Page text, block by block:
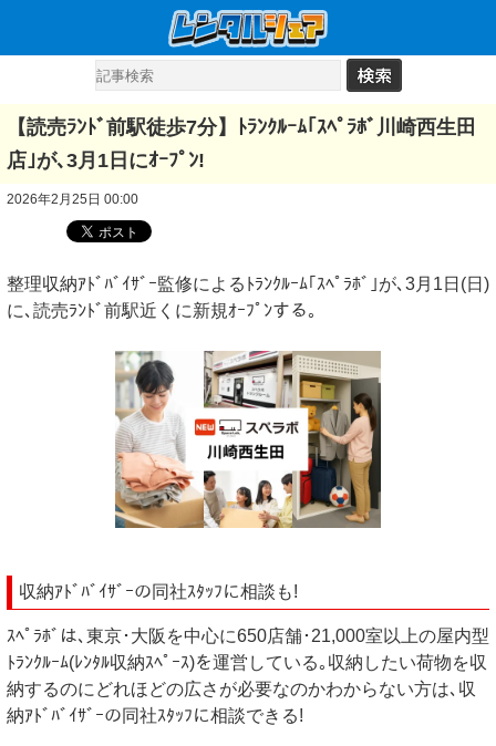
【読売ﾗﾝﾄﾞ前駅徒歩7分】ﾄﾗﾝｸﾙｰﾑ｢ｽﾍﾟﾗﾎﾞ川崎西生田
店｣が､3月1日にｵｰﾌﾟﾝ!
2026年2月25日 00:00
整理収納ｱﾄﾞﾊﾞｲｻﾞｰ監修によるﾄﾗﾝｸﾙｰﾑ｢ｽﾍﾟﾗﾎﾞ｣が､3月1日(日)
に､読売ﾗﾝﾄﾞ前駅近くに新規ｵｰﾌﾟﾝする｡
収納ｱﾄﾞﾊﾞｲｻﾞｰの同社ｽﾀｯﾌに相談も!
ｽﾍﾟﾗﾎﾞは､東京･大阪を中心に650店舗･21,000室以上の屋内型
ﾄﾗﾝｸﾙｰﾑ(ﾚﾝﾀﾙ収納ｽﾍﾟｰｽ)を運営している｡収納したい荷物を収
納するのにどれほどの広さが必要なのかわからない方は､収
納ｱﾄﾞﾊﾞｲｻﾞｰの同社ｽﾀｯﾌに相談できる!